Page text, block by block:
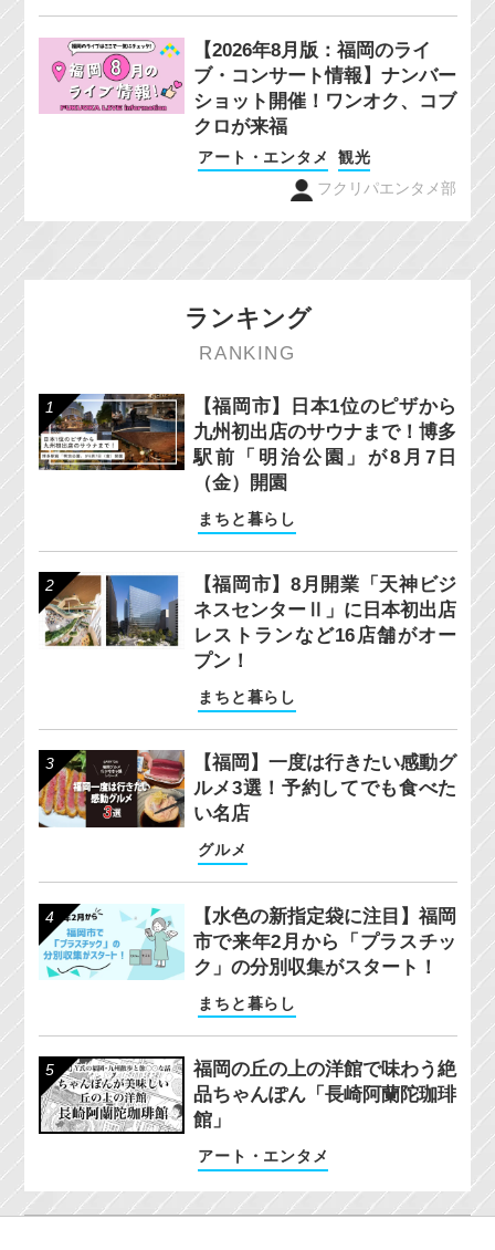
【2026年8月版：福岡のライ
ブ・コンサート情報】ナンバー
ショット開催！ワンオク、コブ
クロが来福
アート・エンタメ
観光
フクリパエンタメ部
ランキング
RANKING
【福岡市】日本1位のピザから
九州初出店のサウナまで！博多
駅前「明治公園」が8月7日
（金）開園
まちと暮らし
【福岡市】8月開業「天神ビジ
ネスセンターⅡ」に日本初出店
レストランなど16店舗がオー
プン！
まちと暮らし
【福岡】一度は行きたい感動グ
ルメ3選！予約してでも食べた
い名店
グルメ
【水色の新指定袋に注目】福岡
市で来年2月から「プラスチッ
ク」の分別収集がスタート！
まちと暮らし
福岡の丘の上の洋館で味わう絶
品ちゃんぽん「長崎阿蘭陀珈琲
館」
アート・エンタメ